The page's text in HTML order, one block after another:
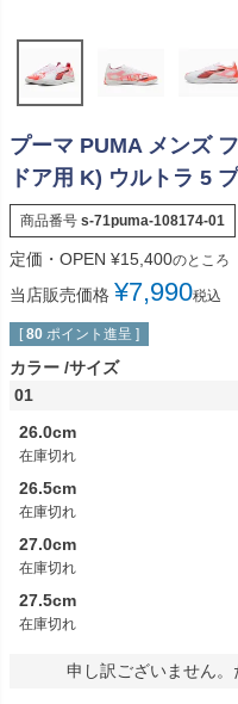
プーマ PUMA メンズ
ドア用 K) ウルトラ 5
商品番号 s-71puma-108174-01
定価・OPEN ¥15,400のところ
当店販売価格 ¥7,990税込
[ 80 ポイント進呈 ]
カラー サイズ
01
26.0cm
在庫切れ
26.5cm
在庫切れ
27.0cm
在庫切れ
27.5cm
在庫切れ
申し訳ございません。